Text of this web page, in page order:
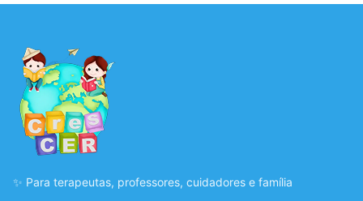
✨ Para terapeutas, professores, cuidadores e família